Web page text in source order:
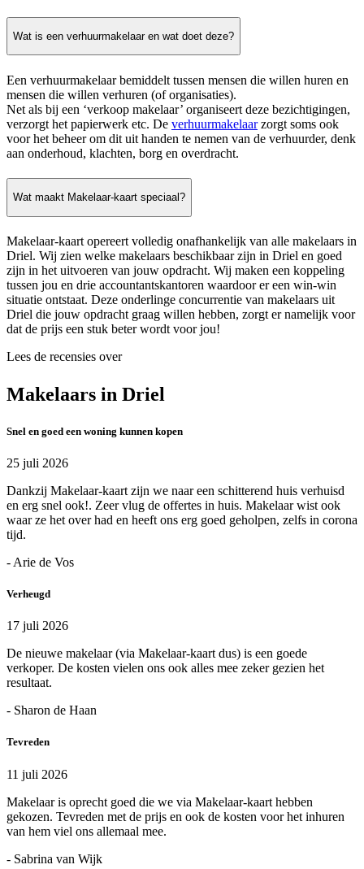
Wat is een verhuurmakelaar en wat doet deze?
Een verhuurmakelaar bemiddelt tussen mensen die willen huren en
mensen die willen verhuren (of organisaties).
Net als bij een ‘verkoop makelaar’ organiseert deze bezichtigingen,
verzorgt het papierwerk etc. De verhuurmakelaarzorgt soms ook
voor het beheer om dit uit handen te nemen van de verhuurder, denk
aan onderhoud, klachten, borg en overdracht.
Wat maakt Makelaar-kaart speciaal?
Makelaar-kaart opereert volledig onafhankelijk van alle makelaars in
Driel. Wij zien welke makelaars beschikbaar zijn in Driel en goed
zijn in het uitvoeren van jouw opdracht. Wij maken een koppeling
tussen jou en drie accountantskantoren waardoor er een win-win
situatie ontstaat. Deze onderlinge concurrentie van makelaars uit
Driel die jouw opdracht graag willen hebben, zorgt er namelijk voor
dat de prijs een stuk beter wordt voor jou!
Lees de recensies over
Makelaars in Driel
Snel en goed een woning kunnen kopen
25 juli 2026
Dankzij Makelaar-kaart zijn we naar een schitterend huis verhuisd
en erg snel ook!. Zeer vlug de offertes in huis. Makelaar wist ook
waar ze het over had en heeft ons erg goed geholpen, zelfs in corona
tijd.
- Arie de Vos
Verheugd
17 juli 2026
De nieuwe makelaar (via Makelaar-kaart dus) is een goede
verkoper. De kosten vielen ons ook alles mee zeker gezien het
resultaat.
- Sharon de Haan
Tevreden
11 juli 2026
Makelaar is oprecht goed die we via Makelaar-kaart hebben
gekozen. Tevreden met de prijs en ook de kosten voor het inhuren
van hem viel ons allemaal mee.
- Sabrina van Wijk